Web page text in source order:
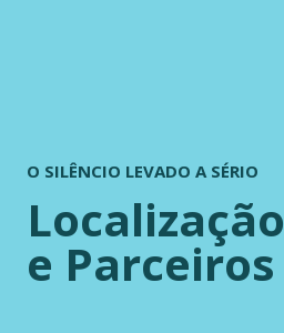
O SILÊNCIO LEVADO A SÉRIO
Localização
e Parceiros